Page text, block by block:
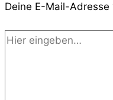
Deine E-Mail-
Hier